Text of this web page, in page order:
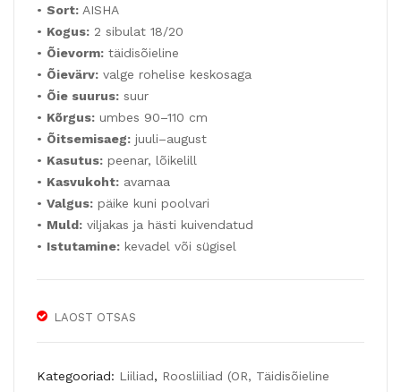
• Sort: AISHA
• Kogus: 2 sibulat 18/20
• Õievorm: täidisõieline
• Õievärv: valge rohelise keskosaga
• Õie suurus: suur
• Kõrgus: umbes 90–110 cm
• Õitsemisaeg: juuli–august
• Kasutus: peenar, lõikelill
• Kasvukoht: avamaa
• Valgus: päike kuni poolvari
• Muld: viljakas ja hästi kuivendatud
• Istutamine: kevadel või sügisel
LAOST OTSAS
Kategooriad: Liiliad, Roosliiliad (OR, Täidisõieline